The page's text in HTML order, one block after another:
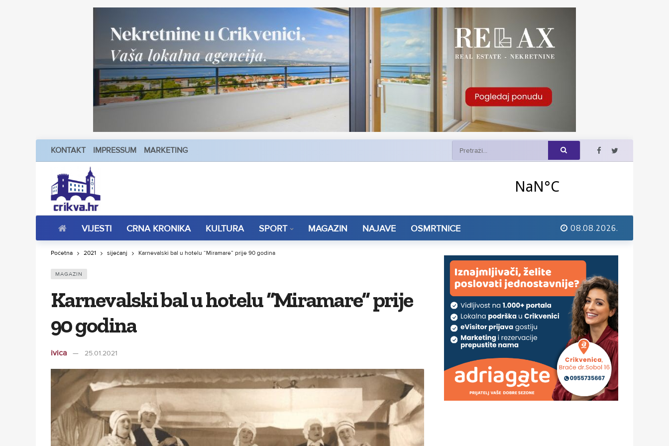
KONTAKT IMPRESSUM MARKETING
VIJESTI CRNA KRONIKA KULTURA SPORT MAGAZIN NAJAVE OSMRTNICE 08.08.2026.
Početna 2021 siječanj Karnevalski bal u hotelu “Miramare” prije 90 godina
MAGAZIN
Karnevalski bal u hotelu “Miramare” prije
90 godina
ivica 25.01.2021